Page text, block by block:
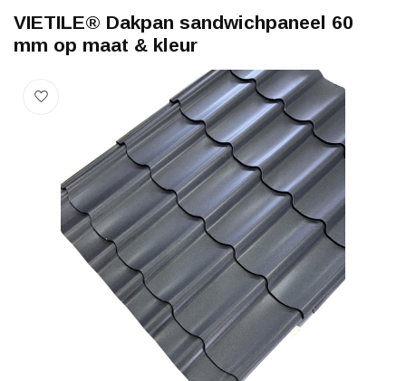
VIETILE® Dakpan sandwichpaneel 60
mm op maat & kleur